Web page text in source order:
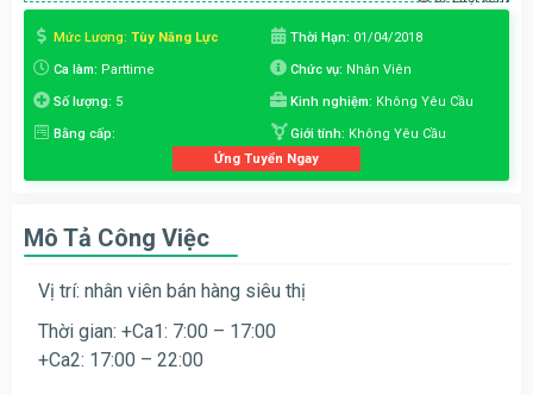
Mức Lương: Tùy Năng Lực Thời Hạn: 01/04/2018
Ca làm: Parttime Chức vụ: Nhân Viên
Số lượng: 5 Kinh nghiệm: Không Yêu Cầu
Bằng cấp: Giới tính: Không Yêu Cầu
Ứng Tuyển Ngay
Mô Tả Công Việc
Vị trí: nhân viên bán hàng siêu thị
Thời gian: +Ca1: 7:00 – 17:00
+Ca2: 17:00 – 22:00